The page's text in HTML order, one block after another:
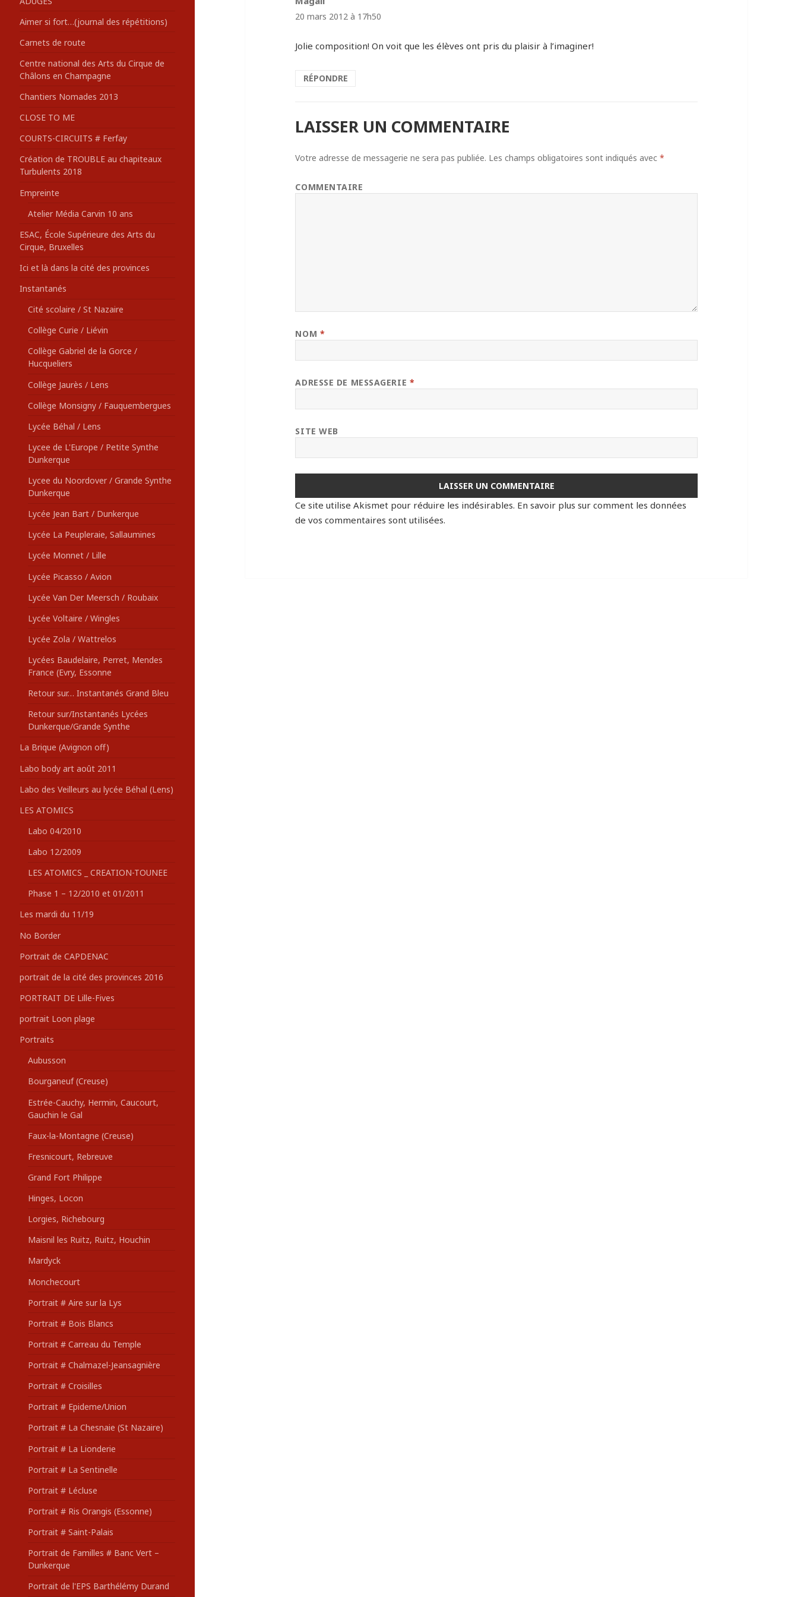
:Aimer si fort…(journal des répétitions)
Carnets de route
Centre national des Arts du Cirque de
Châlons en Champagne
Chantiers Nomades 2013
CLOSE TO ME
COURTS-CIRCUITS # Ferfay
Création de TROUBLE au chapiteaux
Turbulents 2018
Empreinte
Atelier Média Carvin 10 ans
ESAC, École Supérieure des Arts du
Cirque, Bruxelles
Ici et là dans la cité des provinces
Instantanés
Cité scolaire / St Nazaire
Collège Curie / Liévin
Collège Gabriel de la Gorce /
Hucqueliers
Collège Jaurès / Lens
Collège Monsigny / Fauquembergues
Lycée Béhal / Lens
Lycee de L'Europe / Petite Synthe
Dunkerque
Lycee du Noordover / Grande Synthe
Dunkerque
Lycée Jean Bart / Dunkerque
Lycée La Peupleraie, Sallaumines
Lycée Monnet / Lille
Lycée Picasso / Avion
Lycée Van Der Meersch / Roubaix
Lycée Voltaire / Wingles
Lycée Zola / Wattrelos
Lycées Baudelaire, Perret, Mendes
France (Evry, Essonne
Retour sur… Instantanés Grand Bleu
Retour sur/Instantanés Lycées
Dunkerque/Grande Synthe
La Brique (Avignon off)
Labo body art août 2011
Labo des Veilleurs au lycée Béhal (Lens)
LES ATOMICS
Labo 04/2010
Labo 12/2009
LES ATOMICS _ CREATION-TOUNEE
Phase 1 – 12/2010 et 01/2011
Les mardi du 11/19
No Border
Portrait de CAPDENAC
portrait de la cité des provinces 2016
PORTRAIT DE Lille-Fives
portrait Loon plage
Portraits
Aubusson
Bourganeuf (Creuse)
Estrée-Cauchy, Hermin, Caucourt,
Gauchin le Gal
Faux-la-Montagne (Creuse)
Fresnicourt, Rebreuve
Grand Fort Philippe
Hinges, Locon
Lorgies, Richebourg
Maisnil les Ruitz, Ruitz, Houchin
Mardyck
Monchecourt
Portrait # Aire sur la Lys
Portrait # Bois Blancs
Portrait # Carreau du Temple
Portrait # Chalmazel-Jeansagnière
Portrait # Croisilles
Portrait # Epideme/Union
Portrait # La Chesnaie (St Nazaire)
Portrait # La Lionderie
Portrait # La Sentinelle
Portrait # Lécluse
Portrait # Ris Orangis (Essonne)
Portrait # Saint-Palais
Portrait de Familles # Banc Vert –
Dunkerque
Portrait de l'EPS Barthélémy Durand
20 mars 2012 à 17h50
Jolie composition! On voit que les élèves ont pris du plaisir à l’imaginer!
RÉPONDRE
LAISSER UN COMMENTAIRE
Votre adresse de messagerie ne sera pas publiée. Les champs obligatoires sont indiqués avec*
COMMENTAIRE
NOM *
ADRESSE DE MESSAGERIE *
SITE WEB
Ce site utilise Akismet pour réduire les indésirables. En savoir plus sur comment les données
de vos commentaires sont utilisées.